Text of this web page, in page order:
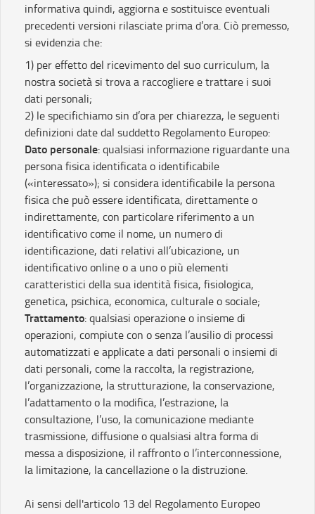
informativa quindi, aggiorna e sostituisce eventuali
precedenti versioni rilasciate prima d’ora. Ciò premesso,
si evidenzia che:
1) per effetto del ricevimento del suo curriculum, la
nostra società si trova a raccogliere e trattare i suoi
dati personali;
2) le specifichiamo sin d’ora per chiarezza, le seguenti
definizioni date dal suddetto Regolamento Europeo:
Dato personale: qualsiasi informazione riguardante una
persona fisica identificata o identificabile
(«interessato»); si considera identificabile la persona
fisica che può essere identificata, direttamente o
indirettamente, con particolare riferimento a un
identificativo come il nome, un numero di
identificazione, dati relativi all’ubicazione, un
identificativo online o a uno o più elementi
caratteristici della sua identità fisica, fisiologica,
genetica, psichica, economica, culturale o sociale;
Trattamento: qualsiasi operazione o insieme di
operazioni, compiute con o senza l’ausilio di processi
automatizzati e applicate a dati personali o insiemi di
dati personali, come la raccolta, la registrazione,
l’organizzazione, la strutturazione, la conservazione,
l’adattamento o la modifica, l’estrazione, la
consultazione, l’uso, la comunicazione mediante
trasmissione, diffusione o qualsiasi altra forma di
messa a disposizione, il raffronto o l’interconnessione,
la limitazione, la cancellazione o la distruzione.
Ai sensi dell'articolo 13 del Regolamento Europeo